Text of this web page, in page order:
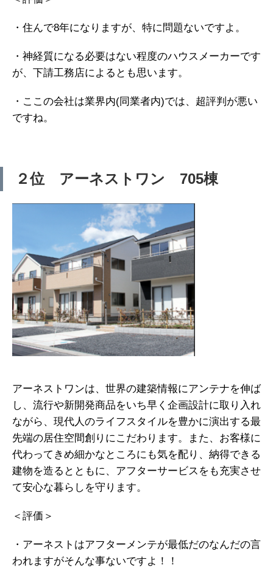
・住んで8年になりますが、特に問題ないですよ。
・神経質になる必要はない程度のハウスメーカーです
が、下請工務店によるとも思います。
・ここの会社は業界内(同業者内)では、超評判が悪い
ですね。
２位 アーネストワン 705棟
アーネストワンは、世界の建築情報にアンテナを伸ば
し、流行や新開発商品をいち早く企画設計に取り入れ
ながら、現代人のライフスタイルを豊かに演出する最
先端の居住空間創りにこだわります。また、お客様に
代わってきめ細かなところにも気を配り、納得できる
建物を造るとともに、アフターサービスをも充実させ
て安心な暮らしを守ります。
＜評価＞
・アーネストはアフターメンテが最低だのなんだの言
われますがそんな事ないですよ！！